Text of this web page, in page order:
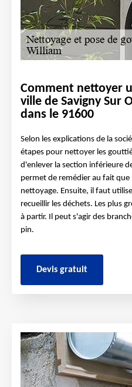
Comment nettoyer
ville de Savigny Sur
dans le 91600
Selon les explications de la
étapes pour nettoyer les
d'enlever la section inférieure
permet de remédier au fait
nettoyage. Ensuite, il faut
recueillir les déchets. Les plus
à partir. Il peut s'agir des
pin.
Devis gratuit